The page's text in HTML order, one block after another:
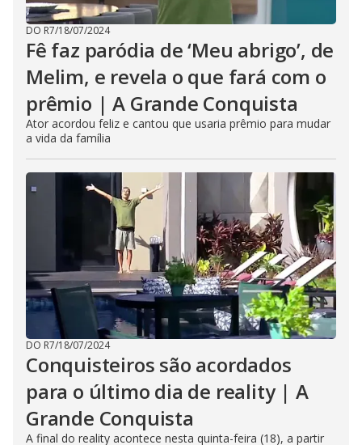
DO R7/18/07/2024
Fê faz paródia de ‘Meu abrigo’, de
Melim, e revela o que fará com o
prêmio | A Grande Conquista
Ator acordou feliz e cantou que usaria prêmio para mudar
a vida da família
DO R7/18/07/2024
Conquisteiros são acordados
para o último dia de reality | A
Grande Conquista
A final do reality acontece nesta quinta-feira (18), a partir